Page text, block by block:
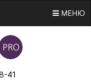
МЕНЮ
41